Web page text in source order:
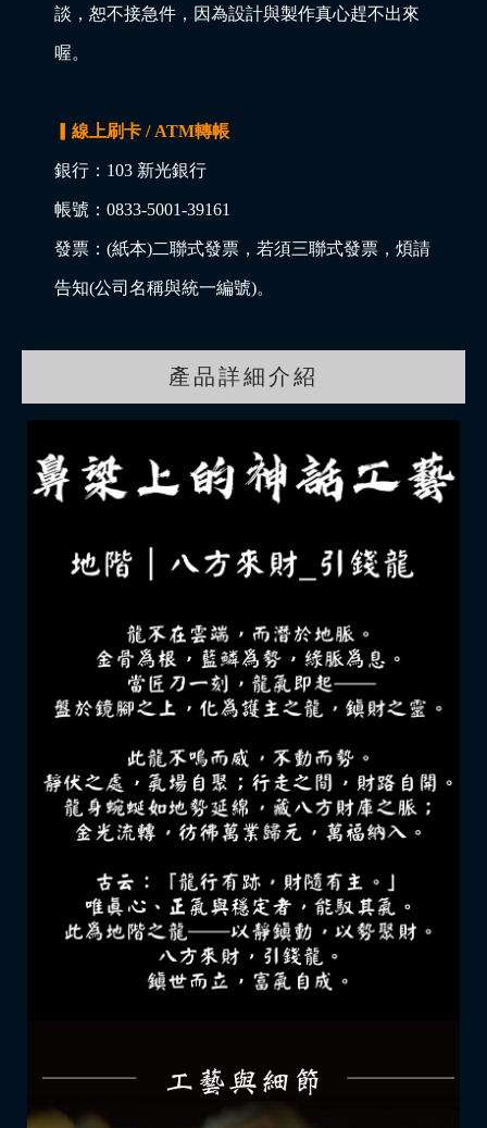
談，恕不接急件，因為設計與製作真心趕不出來
喔。
▎線上刷卡 / ATM轉帳
銀行：103 新光銀行
帳號：0833-5001-39161
發票：(紙本)二聯式發票，若須三聯式發票，煩請
告知(公司名稱與統一編號)。
產品詳細介紹